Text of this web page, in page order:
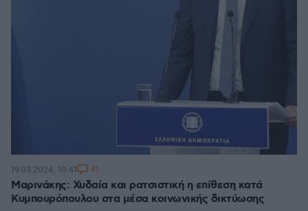
Μαρινάκης: Χυδαία και ρατσιστική η επίθεση κατά
Κυμπουρόπουλου στα μέσα κοινωνικής δικτύωσης
19.03.2024, 10:41 41